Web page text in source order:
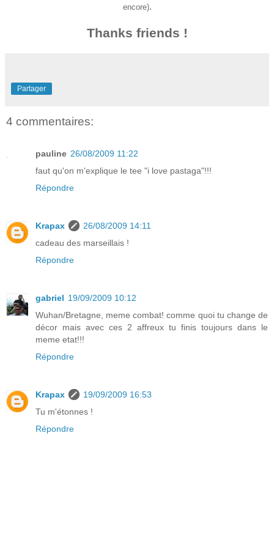
encore).
Thanks friends !
Partager
4 commentaires:
pauline 26/08/2009 11:22
faut qu'on m'explique le tee "i love pastaga"!!!
Répondre
Krapax
26/08/2009 14:11
cadeau des marseillais !
Répondre
gabriel 19/09/2009 10:12
Wuhan/Bretagne, meme combat! comme quoi tu change de
décor mais avec ces 2 affreux tu finis toujours dans le
meme etat!!!
Répondre
Krapax
19/09/2009 16:53
Tu m'étonnes !
Répondre